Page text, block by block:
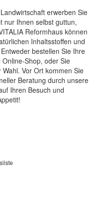
erwerben Sie
nur Ihnen selbst guttun,
Reformhaus können
Inhaltsstoffen und
bestellen Sie Ihre
Shop, oder Sie
Vor Ort kommen Sie
Beratung durch unsere
Ihren Besuch und